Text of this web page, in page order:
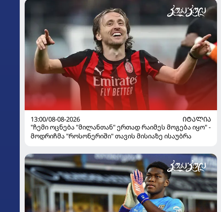
13:00/08-08-2026
ᲘᲢᲐᲚᲘᲐ
"ჩემი ოცნება "მილანთან" ერთად რაიმეს მოგება იყო" -
მოდრიჩმა "როსონერიში" თავის მისიაზე ისაუბრა